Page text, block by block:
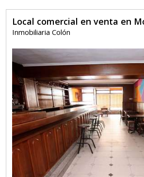
Local comercial en venta en
Inmobiliaria Colón